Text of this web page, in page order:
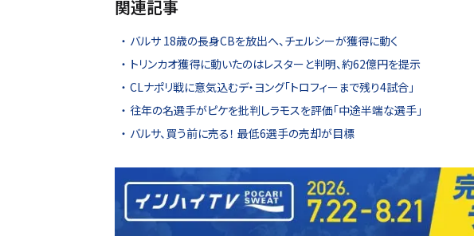
関連記事
バルサ 18歳の長身CBを放出へ、チェルシーが獲得に動く
トリンカオ獲得に動いたのはレスターと判明、約62億円を提示
CLナポリ戦に意気込むデ・ヨング「トロフィーまで残り4試合」
往年の名選手がピケを批判しラモスを評価「中途半端な選手」
バルサ、買う前に売る！ 最低6選手の売却が目標